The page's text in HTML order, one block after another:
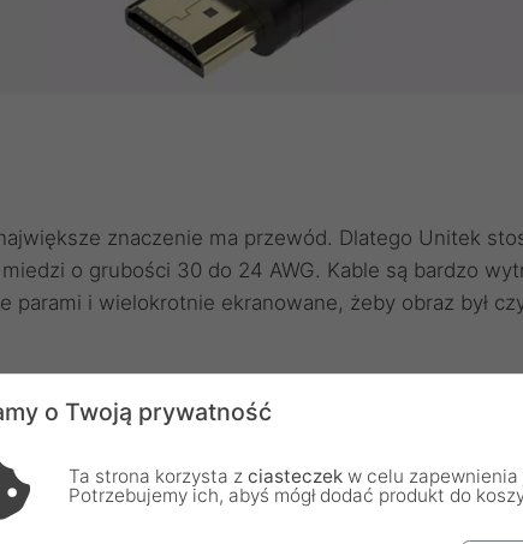
znaczenie ma przewód. Dlatego Unitek
o grubości 30 do 24 AWG. Kable są bardzo
parami i wielokrotnie ekranowane, żeby obraz był
technologia ta zapewnia do 35% szybszy
i 99% większą odporność na różnego rodzaju
o Twoją prywatność
Ta strona korzysta z ciasteczek w celu zapewnienia
Potrzebujemy ich, abyś mógł dodać produkt do